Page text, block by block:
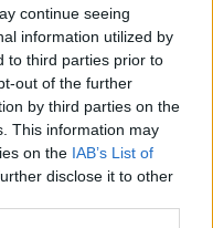
continue seeing
information utilized by
to third parties prior to
out of the further
by third parties on the
This information may
on the IAB’s List of
disclose it to other
Newsκαι μάθετε
Ελλάδα και τον Κόσμο,